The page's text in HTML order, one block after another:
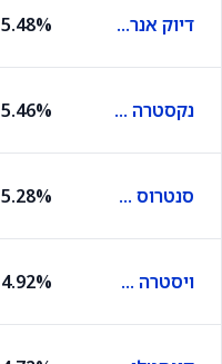
דיוק אנרג'י 5.48%
נקסטרה אנרג'י 5.46%
סנטרוס אנרג'י 5.28%
ויסטרה אנרג'י 4.92%